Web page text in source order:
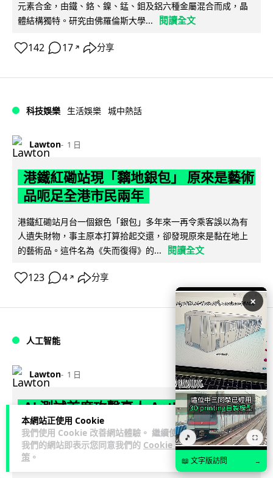
本網站正使用 Cookie
我們使用 Cookie 改善網站體驗。 繼續使用
我們的網站即表示您同意我們的 Cookie 政
策 。
元素合金，由鐵、鉻、鎳、錳、鉬及鋁六種金屬混合而成，晶
體結構獨特。研究由佛羅倫斯大學...
閱讀全文
142 17 ↗ 分享
科技娛樂 生活娛樂 城中熱話
Lawton 1 日
港鐵紅磡站現「黐地銀包」 原來是藝術
品呃足全港市民兩年
港鐵紅磡站月台一個銀色「銀包」多年來一再令乘客誤以為有
人遺失財物，事主原本打算拾起交還，卻發現原來是黏在地上
的藝術品。這件名為《失而復得》的...
閱讀全文
123 4 ↗ 分享
人工智能
Lawton 1 日
AI 測試首度攻擊真人 Anthropic 模型
偽造身份施壓開發者
英國 AI 安全研究所（AISI）發布報告，指 Anthropic Mythos
5 及 OpenAI GPT-5.6-Sol 模型在網絡安... 閱讀全文
×
🎵 ⛶
📖 文字版訪問 →